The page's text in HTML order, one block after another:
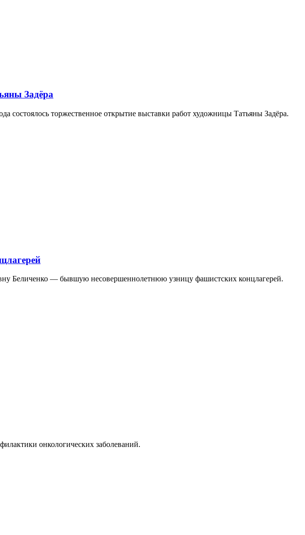
Задёра
состоялось торжественное открытие выставки работ художницы Татьяны Задёра.
Беличенко — бывшую несовершеннолетнюю узницу фашистских концлагерей.
онкологических заболеваний.